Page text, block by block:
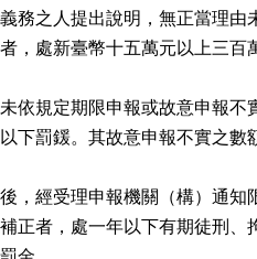
務之人提出說明，無正當理由
，處新臺幣十五萬元以上三百
依規定期限申報或故意申報不
下罰鍰。其故意申報不實之數
，經受理申報機關（構）通知
正者，處一年以下有期徒刑、